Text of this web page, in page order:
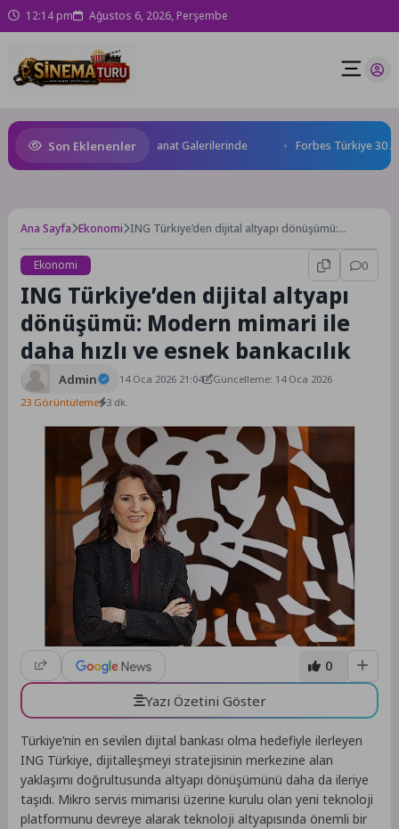
12:14 pm Ağustos 6, 2026, Perşembe
Son Eklenenler
Birleştiren Ruhu Memorial Sanat Galerilerinde Forbes Türkiye 30 Altı
Ana Sayfa Ekonomi ING Türkiye’den dijital altyapı dönüşümü:
Ekonomi
0
ING Türkiye’den dijital altyapı
dönüşümü: Modern mimari ile
daha hızlı ve esnek bankacılık
Admin 14 Oca 2026 21:04
Güncelleme: 14 Oca 2026
23 Görüntüleme 3 dk.
0
Yazı Özetini Göster
Türkiye’nin en sevilen dijital bankası olma hedefiyle ilerleyen
ING Türkiye, dijitalleşmeyi stratejisinin merkezine alan
yaklaşımı doğrultusunda altyapı dönüşümünü daha da ileriye
taşıdı. Mikro servis mimarisi üzerine kurulu olan yeni teknoloji
platformunu devreye alarak teknoloji altyapısında önemli bir